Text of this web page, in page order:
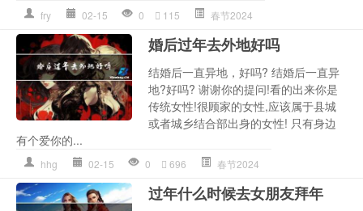
fry 02-15 0 115 春节2024
婚后过年去外地好吗
结婚后一直异地，好吗? 结婚后一直异
地?好吗? 谢谢你的提问!看的出来你是
传统女性!很顾家的女性,应该属于县城
或者城乡结合部出身的女性! 只有身边
有个爱你的...
hhg 02-15 0 696 春节2024
过年什么时候去女朋友拜年